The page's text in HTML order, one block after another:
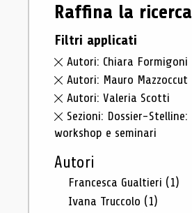
Raffina la ricerca
Filtri applicati
Autori: Chiara Formigoni
Autori: Mauro Mazzoccut
Autori: Valeria Scotti
Sezioni: Dossier-Stelline:
workshop e seminari
Autori
Francesca Gualtieri (1)
Ivana Truccolo (1)